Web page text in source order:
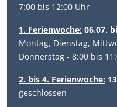
7:00 bis 12:00 Uhr
1. Ferienwoche: 06.07.
Montag, Dienstag,
Donnerstag - 8:00 bis
2. bis 4. Ferienwoche:
geschlossen